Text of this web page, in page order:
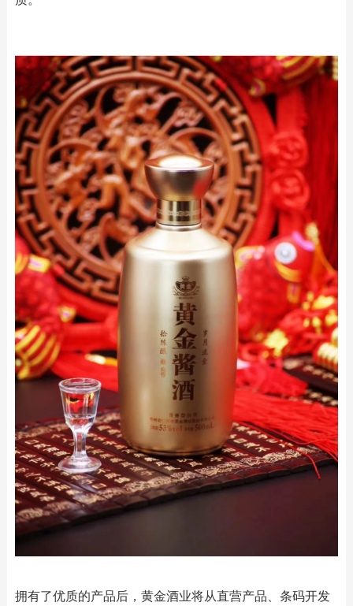
拥有了优质的产品后，黄金酒业将从直营产品、条码开发